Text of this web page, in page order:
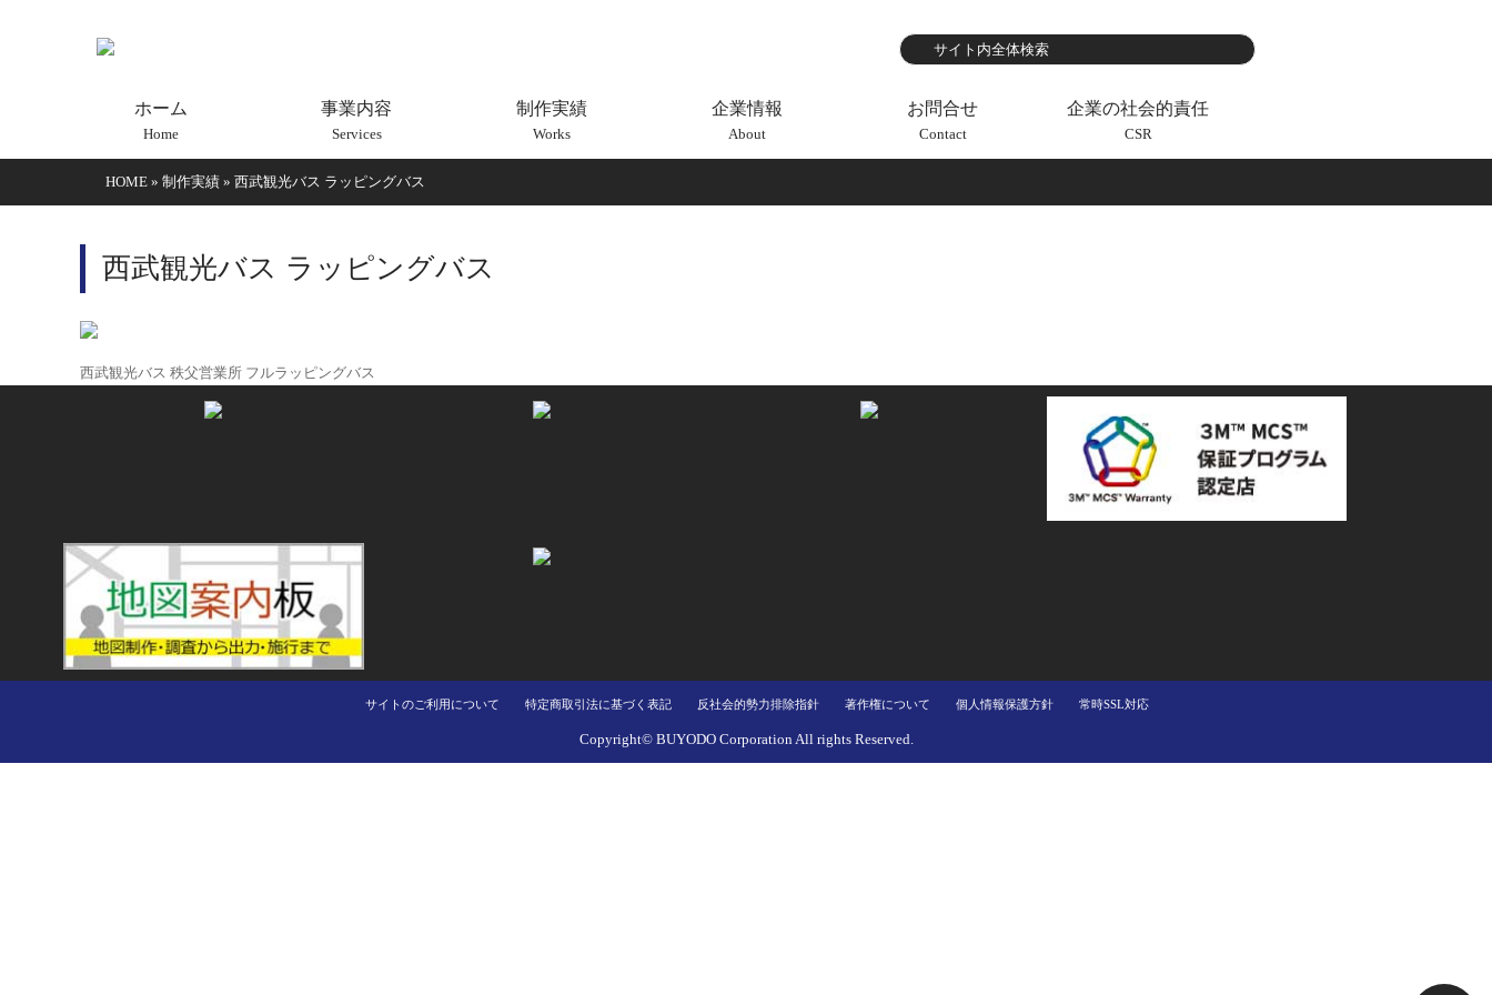
ホーム
Home
事業内容
Services
制作実績
Works
企業情報
About
お問合せ
Contact
企業の社会的責任
CSR
HOME» 制作実績» 西武観光バス ラッピングバス
西武観光バス ラッピングバス
西武観光バス 秩父営業所 フルラッピングバス
サイトのご利用について 特定商取引法に基づく表記 反社会的勢力排除指針 著作権について 個人情報保護方針 常時SSL対応
Copyright© BUYODO Corporation All rights Reserved.